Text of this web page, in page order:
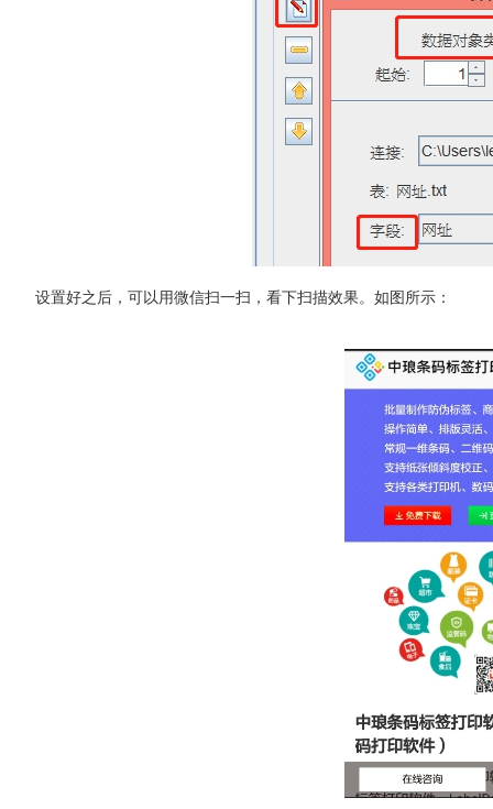
设置好之后，可以用微信扫一扫，看下扫描效果。如图所示：